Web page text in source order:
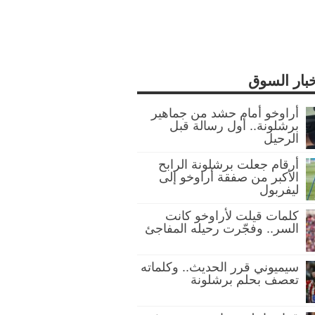
السوق
أراوخو أمام حشد من جماهير
برشلونة.. أول رسالة قبل
الرحيل
أرقام جعلت برشلونة الرابح
الأكبر من صفقة أراوخو إلى
ليفربول
كلمات قيلت لأراوخو كانت
السر.. وفجّرت رحيله المفاجئ
سيميوني قرر الحديث.. وكلماته
تعصف بحلم برشلونة